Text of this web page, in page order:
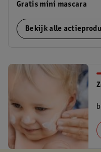
Gratis mini mascara
Bekijk alle